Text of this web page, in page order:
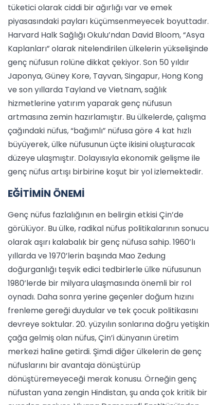
tüketici olarak ciddi bir ağırlığı var ve emek
piyasasındaki payları küçümsenmeyecek boyuttadır.
Harvard Halk Sağlığı Okulu’ndan David Bloom, “Asya
Kaplanları” olarak nitelendirilen ülkelerin yükselişinde
genç nüfusun rolüne dikkat çekiyor. Son 50 yıldır
Japonya, Güney Kore, Tayvan, Singapur, Hong Kong
ve son yıllarda Tayland ve Vietnam, sağlık
hizmetlerine yatırım yaparak genç nüfusun
artmasına zemin hazırlamıştır. Bu ülkelerde, çalışma
çağındaki nüfus, “bağımlı” nüfusa göre 4 kat hızlı
büyüyerek, ülke nüfusunun üçte ikisini oluşturacak
düzeye ulaşmıştır. Dolayısıyla ekonomik gelişme ile
genç nüfus artışı birbirine koşut bir yol izlemektedir.
EĞİTİMİN ÖNEMİ
Genç nüfus fazlalığının en belirgin etkisi Çin’de
görülüyor. Bu ülke, radikal nüfus politikalarının sonucu
olarak aşırı kalabalık bir genç nüfusa sahip. 1960’lı
yıllarda ve 1970’lerin başında Mao Zedung
doğurganlığı teşvik edici tedbirlerle ülke nüfusunun
1980’lerde bir milyara ulaşmasında önemli bir rol
oynadı. Daha sonra yerine geçenler doğum hızını
frenleme gereği duydular ve tek çocuk politikasını
devreye soktular. 20. yüzyılın sonlarına doğru yetişkin
çağa gelmiş olan nüfus, Çin’i dünyanın üretim
merkezi haline getirdi. Şimdi diğer ülkelerin de genç
nüfuslarını bir avantaja dönüştürüp
dönüştüremeyeceği merak konusu. Örneğin genç
nüfustan yana zengin Hindistan, şu anda çok kritik bir